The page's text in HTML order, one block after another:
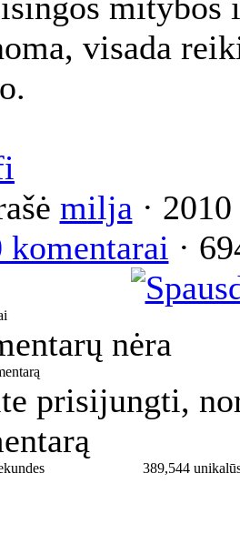
visada
milja ·
komentarai ·
nėra
prisijungti,
389,544